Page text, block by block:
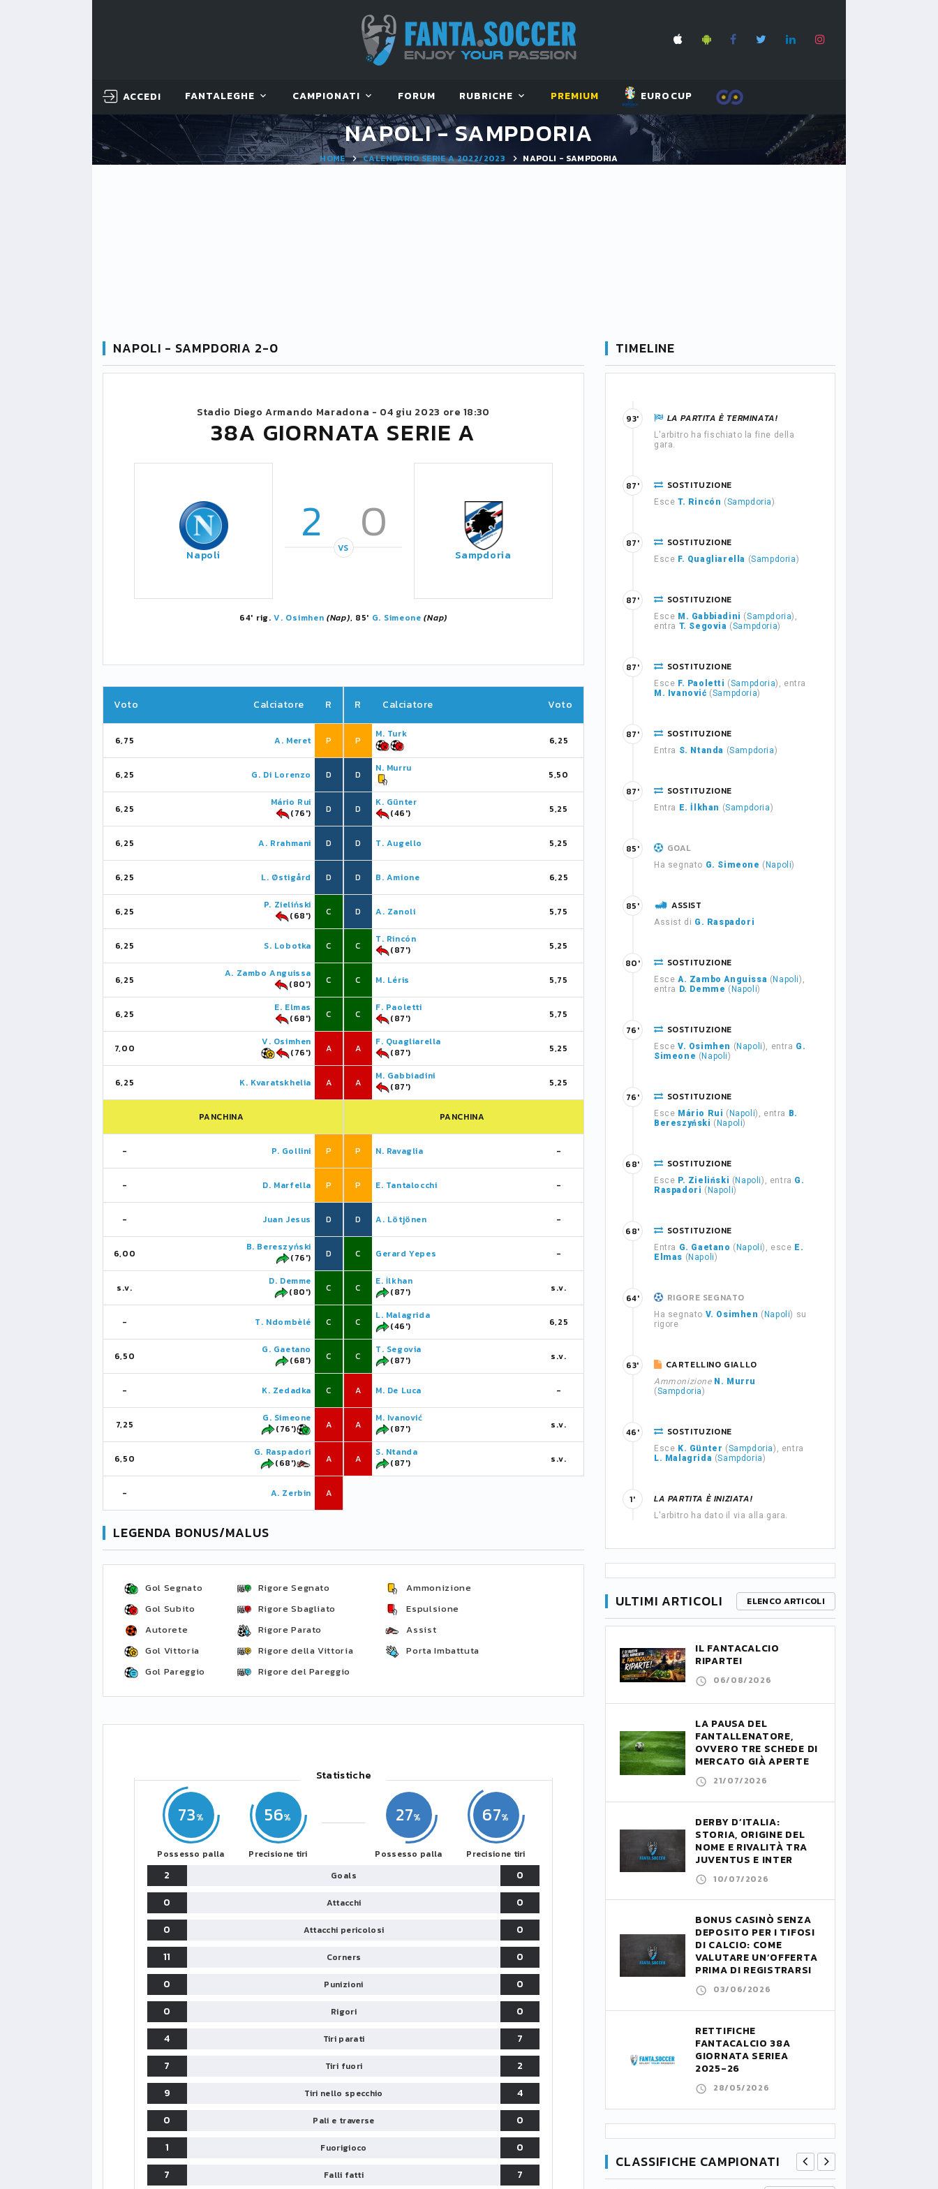
ACCEDI FANTALEGHE CAMPIONATI FORUM RUBRICHE PREMIUM EUROCUP
NAPOLI - SAMPDORIA
HOME CALENDARIO SERIE A 2022/2023 NAPOLI - SAMPDORIA
NAPOLI - SAMPDORIA 2-0
Stadio Diego Armando Maradona - 04 giu 2023 ore 18:30
38A GIORNATA SERIE A
Napoli
2 0
VS Sampdoria
64' rig.V. Osimhen (Nap), 85' G. Simeone (Nap)
Voto Calciatore R
6,75 A. Meret P
6,25 G. Di Lorenzo D
6,25
Mário Rui
(76')
D
6,25 A. Rrahmani D
6,25 L. Østigård D
6,25
P. Zieliński
(68')
C
6,25 S. Lobotka C
6,25
A. Zambo Anguissa
(80')
C
6,25
E. Elmas
(68')
C
7,00
V. Osimhen
(76')
A
6,25 K. Kvaratskhelia A
PANCHINA
- P. Gollini P
- D. Marfella P
- Juan Jesus D
6,00
B. Bereszyński
(76')
D
s.v.
D. Demme
(80')
C
- T. Ndombèlé C
6,50
G. Gaetano
(68')
C
- K. Zedadka C
7,25
G. Simeone
(76')
A
6,50
G. Raspadori
(68')
A
- A. Zerbin A
R Calciatore Voto
P
M. Turk
6,25
D
N. Murru
5,50
D
K. Günter
(46')
5,25
D T. Augello 5,25
D B. Amione 6,25
D A. Zanoli 5,75
C
T. Rincón
(87')
5,25
C M. Léris 5,75
C
F. Paoletti
(87')
5,75
A
F. Quagliarella
(87')
5,25
A
M. Gabbiadini
(87')
5,25
PANCHINA
P N. Ravaglia -
P E. Tantalocchi -
D A. Lötjönen -
C Gerard Yepes -
C
E. İlkhan
(87')
s.v.
C
L. Malagrida
(46')
6,25
C
T. Segovia
(87')
s.v.
A M. De Luca -
A
M. Ivanović
(87')
s.v.
A
S. Ntanda
(87')
s.v.
LEGENDA BONUS/MALUS
Gol Segnato
Gol Subito
Autorete
Gol Vittoria
Gol Pareggio
Rigore Segnato
Rigore Sbagliato
Rigore Parato
Rigore della Vittoria
Rigore del Pareggio
Ammonizione
Espulsione
Assist
Porta Imbattuta
Statistiche
73
Possesso palla
56
Precisione tiri
27
Possesso palla
67
Precisione tiri
2 Goals
0
0
Attacchi
0
0
Attacchi pericolosi
0
11
Corners
0
0
Punizioni
0
0
Rigori
0
4
Tiri parati
7
7
Tiri fuori
2
9
Tiri nello specchio
4
0
Pali e traverse
0
1
Fuorigioco
0
7
Falli fatti
7
TIMELINE
LA PARTITA È TERMINATA!
L'arbitro ha fischiato la fine della
gara.
93'
SOSTITUZIONE
Esce T. Rincón (Sampdoria)
87'
SOSTITUZIONE
Esce F. Quagliarella (Sampdoria)
87'
SOSTITUZIONE
Esce M. Gabbiadini (Sampdoria),
entra T. Segovia (Sampdoria)
87'
SOSTITUZIONE
Esce F. Paoletti (Sampdoria), entra
M. Ivanović (Sampdoria)
87'
SOSTITUZIONE
Entra S. Ntanda (Sampdoria)
87'
SOSTITUZIONE
Entra E. İlkhan (Sampdoria)
87'
GOAL
Ha segnato G. Simeone ( Napoli)
85'
ASSIST
Assist di G. Raspadori
85'
SOSTITUZIONE
Esce A. Zambo Anguissa ( Napoli),
entra
D. Demme ( Napoli)
80'
SOSTITUZIONE
Esce V. Osimhen ( Napoli), entra G.
Simeone ( Napoli)
76'
SOSTITUZIONE
Esce Mário Rui ( Napoli), entra
B.
Bereszyński ( Napoli)
76'
SOSTITUZIONE
Esce P. Zieliński ( Napoli), entra G.
Raspadori ( Napoli)
68'
SOSTITUZIONE
Entra G. Gaetano ( Napoli), esce E.
Elmas ( Napoli)
68'
RIGORE SEGNATO
Ha segnato V. Osimhen ( Napoli) su
rigore
64'
CARTELLINO GIALLO
Ammonizione N. Murru
(Sampdoria)
63'
SOSTITUZIONE
Esce K. Günter (Sampdoria), entra
L. Malagrida (Sampdoria)
46'
LA PARTITA È INIZIATA!
L'arbitro ha dato il via alla gara.
1'
ULTIMI ARTICOLI ELENCO ARTICOLI
IL FANTACALCIO
RIPARTE!
06/08/2026
LA PAUSA DEL
FANTALLENATORE,
OVVERO TRE SCHEDE DI
MERCATO GIÀ APERTE
21/07/2026
DERBY D’ITALIA:
STORIA, ORIGINE DEL
NOME E RIVALITÀ TRA
JUVENTUS E INTER
10/07/2026
BONUS CASINÒ SENZA
DEPOSITO PER I TIFOSI
DI CALCIO: COME
VALUTARE UN’OFFERTA
PRIMA DI REGISTRARSI
03/06/2026
RETTIFICHE
FANTACALCIO 38A
GIORNATA SERIEA
2025-26
28/05/2026
CLASSIFICHE CAMPIONATI